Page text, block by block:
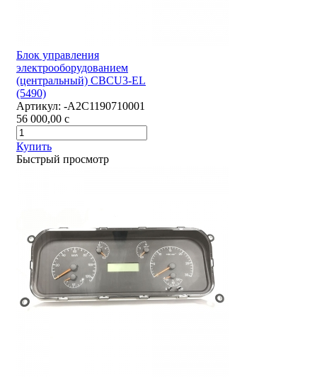
Блок управления
электрооборудованием
(центральный) CBCU3-EL
(5490)
Артикул: -А2С1190710001
56 000,00 c
Купить
Быстрый просмотр